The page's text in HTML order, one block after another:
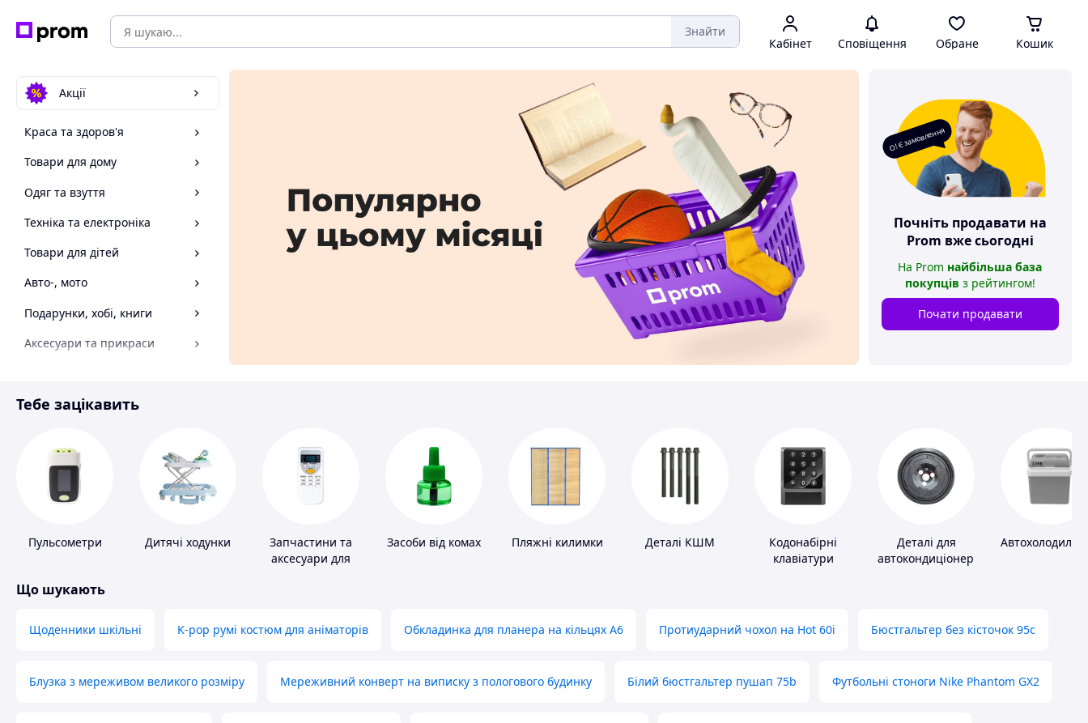
Знайти
Кабінет Сповіщення Обране Кошик
Акції
Краса та здоров'я
Товари для дому
Одяг та взуття
Техніка та електроніка
Товари для дітей
Авто-, мото
Подарунки, хобі, книги
Аксесуари та прикраси
Спорт і відпочинок
О! Є замовлення
Почніть продавати на
Prom вже сьогодні
На Prom найбільша база
покупців з рейтингом!
Почати продавати
Тебе зацікавить
Пульсометри Дитячі ходунки
Запчастини та
аксесуари для
Засоби від комах Пляжні килимки Деталі КШМ
Кодонабірні
клавіатури
Деталі для
автокондиціонерів
Що шукають
Щоденники шкільні K-pop румі костюм для аніматорів Обкладинка для планера на кільцях А6 Протиударний чохол на Hot 60i Бюстгальтер без кісточок 95с
Блузка з мереживом великого розміру Мереживний конверт на виписку з пологового будинку Білий бюстгальтер пушап 75b Футбольні стоноги Nike Phantom GX2